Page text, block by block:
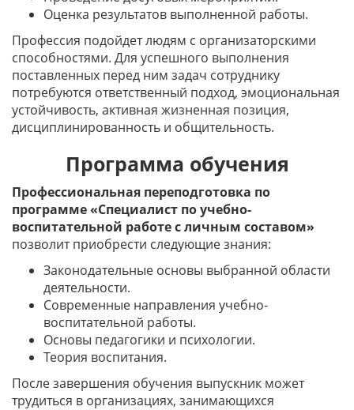
Оценка результатов выполненной работы.
Профессия подойдет людям с организаторскими
способностями. Для успешного выполнения
поставленных перед ним задач сотруднику
потребуются ответственный подход, эмоциональная
устойчивость, активная жизненная позиция,
дисциплинированность и общительность.
Программа обучения
Профессиональная переподготовка по
программе «Специалист по учебно-
воспитательной работе с личным составом»
позволит приобрести следующие знания:
Законодательные основы выбранной области
деятельности.
Современные направления учебно-
воспитательной работы.
Основы педагогики и психологии.
Теория воспитания.
После завершения обучения выпускник может
трудиться в организациях, занимающихся